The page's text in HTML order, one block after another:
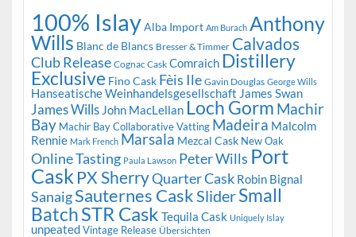
100% IslayAlba Import Am Burach Anthony
Wills Blanc de Blancs Bresser & Timmer Calvados
Club Release Cognac Cask Comraich Distillery
Exclusive Fino Cask Fèis Ile Gavin Douglas George Wills
Hanseatische Weinhandelsgesellschaft James Swan
James Wills John MacLellan Loch Gorm Machir
Bay Machir Bay Collaborative Vatting Madeira Malcolm
Rennie Mark French Marsala Mezcal Cask New Oak
Online Tasting Paula Lawson Peter Wills Port
Cask PX SherryQuarter Cask Robin Bignal
SanaigSauternes CaskSliderSmall
BatchSTR Cask Tequila Cask Uniquely Islay
unpeatedVintage Release Übersichten